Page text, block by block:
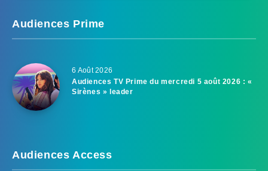
Audiences Prime
6 Août 2026
Audiences TV Prime du mercredi 5 août 2026 : «
Sirènes » leader
Audiences Access